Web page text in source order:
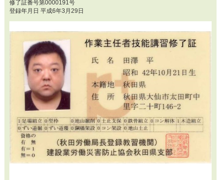
修了証番号第0000191号
登録年月日 平成6年3月29日